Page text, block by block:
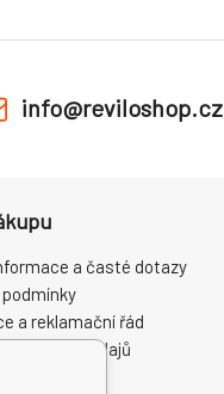
info@reviloshop.cz
a časté dotazy
a reklamační řád
osobních údajů